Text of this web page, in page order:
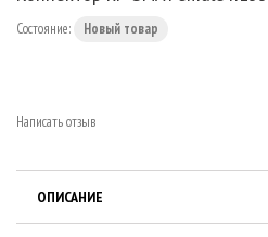
Состояние: Новый товар
Написать отзыв
ОПИСАНИЕ